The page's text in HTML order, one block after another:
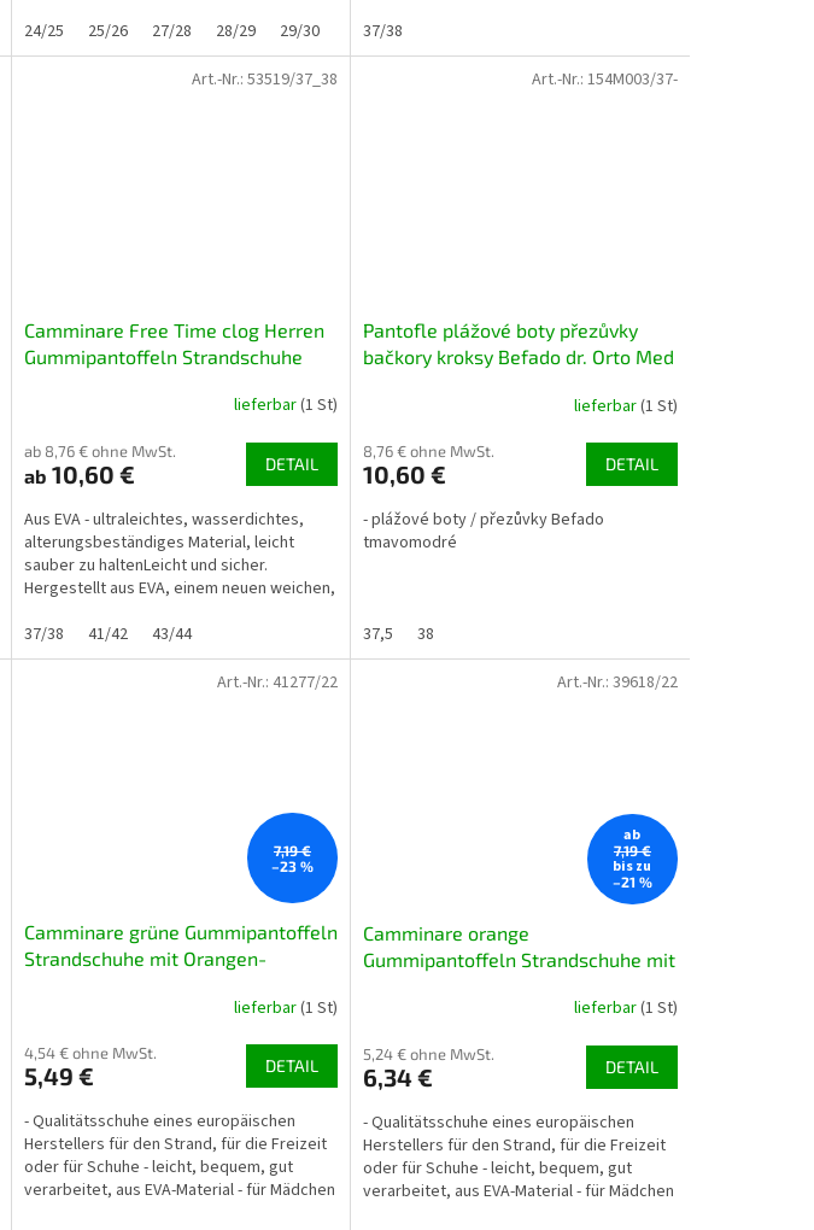
30/31 32/33 33/34
24/25
25/26 27/28 28/29 29/30 30/31
37/38
32/33
Camminare Free Time clog Herren
Gummipantoffeln Strandschuhe
lieferbar(1 St)
ab 8,76 € ohne MwSt.
ab 10,60 € DETAIL
Aus EVA - ultraleichtes, wasserdichtes,
alterungsbeständiges Material, leicht
sauber zu haltenLeicht und sicher.
Hergestellt aus EVA, einem neuen weichen,
37/38
41/42 43/44
Art.-Nr.: 53519/37_38
Pantofle plážové boty přezůvky
bačkory kroksy Befado dr. Orto Med
lieferbar(1 St)
8,76 € ohne MwSt.
10,60 € DETAIL
- plážové boty / přezůvky Befado
tmavomodré
37,5 38
Art.-Nr.: 154M003/37-
7,19 €
–23 %
Camminare grüne Gummipantoffeln
Strandschuhe mit Orangen-
lieferbar(1 St)
4,54 € ohne MwSt.
5,49 € DETAIL
- Qualitätsschuhe eines europäischen
Herstellers für den Strand, für die Freizeit
oder für Schuhe - leicht, bequem, gut
verarbeitet, aus EVA-Material - für Mädchen
Art.-Nr.: 41277/22
ab
7,19 €
bis zu
–21 %
Camminare orange
Gummipantoffeln Strandschuhe mit
lieferbar(1 St)
5,24 € ohne MwSt.
6,34 € DETAIL
- Qualitätsschuhe eines europäischen
Herstellers für den Strand, für die Freizeit
oder für Schuhe - leicht, bequem, gut
verarbeitet, aus EVA-Material - für Mädchen
Art.-Nr.: 39618/22